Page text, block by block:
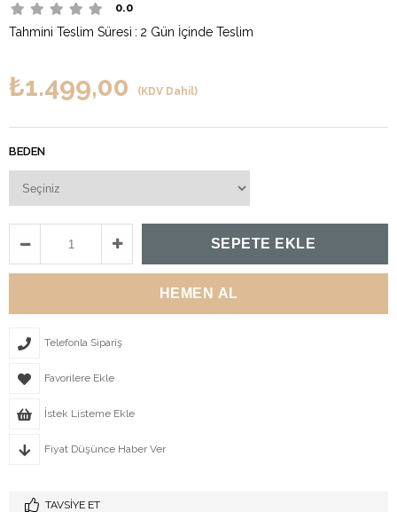
0.0
Tahmini Teslim Süresi : 2 Gün İçinde Teslim
₺1.499,00 (KDV Dahil)
BEDEN
Telefonla Sipariş
Favorilere Ekle
İstek Listeme Ekle
Fiyat Düşünce Haber Ver
TAVSIYE ET